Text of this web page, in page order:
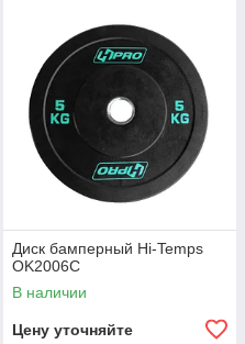
Диск бамперный Hi-Temps
OK2006C
В наличии
Цену уточняйте